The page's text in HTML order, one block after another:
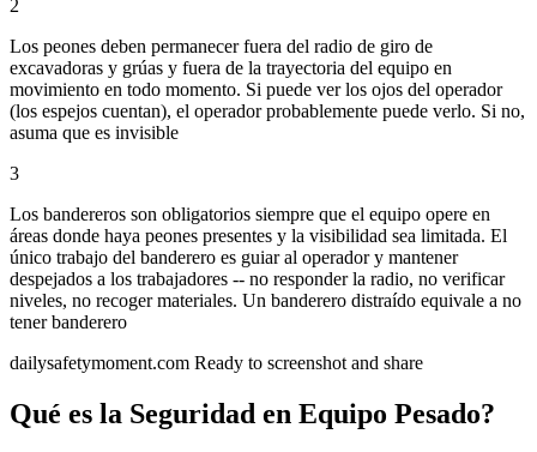
2
Los peones deben permanecer fuera del radio de giro de
excavadoras y grúas y fuera de la trayectoria del equipo en
movimiento en todo momento. Si puede ver los ojos del operador
(los espejos cuentan), el operador probablemente puede verlo. Si no,
asuma que es invisible
3
Los bandereros son obligatorios siempre que el equipo opere en
áreas donde haya peones presentes y la visibilidad sea limitada. El
único trabajo del banderero es guiar al operador y mantener
despejados a los trabajadores -- no responder la radio, no verificar
niveles, no recoger materiales. Un banderero distraído equivale a no
tener banderero
dailysafetymoment.com Ready to screenshot and share
Qué es la Seguridad en Equipo Pesado?